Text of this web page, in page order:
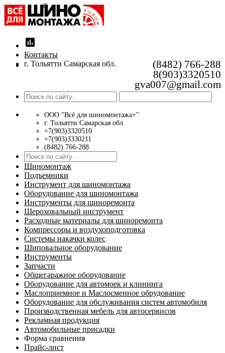
insert_chart
0
Контакты
г. Тольятти Самарская обл.
(8482) 766-288
8(903)3320510
gva007@gmail.com
ООО "Всё для шиномонтажа+"
г. Тольятти Самарская обл.
+7(903)3320510
+7(903)3330211
(8482) 766-288
Шиномонтаж
Подъемники
Инструмент для шиномонтажа
Оборудование для шиномонтажа
Инструменты для шиноремонта
Шероховальный инструмент
Расходные материалы для шиноремонта
Компрессоры и воздухоподготовка
Системы накачки колес
Шиповальное оборудование
Инструменты
Запчасти
Общегаражное оборудование
Оборудование для автомоек и клининга
Маслоприемное и Маслосменное обрудование
Оборудование для обслуживания систем автомобиля
Производственная мебель для автосервисов
Рекламная продукция
Автомобильные присадки
Форма сравнения
Прайс-лист